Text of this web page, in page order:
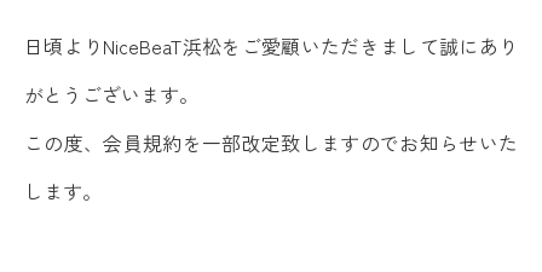
日頃よりNiceBeaT浜松をご愛顧いただきまして誠にあり
がとうございます。
この度、会員規約を一部改定致しますのでお知らせいた
します。